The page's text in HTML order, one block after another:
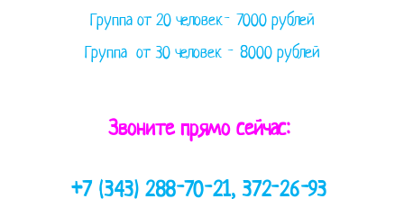
Группа от 20 человек- 7000 рублей
Группа от 30 человек - 8000 рублей
Звоните прямо сейчас:
+7 (343) 288-70-21, 372-26-93